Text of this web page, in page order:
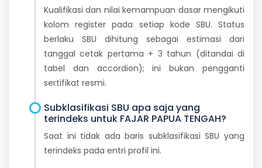
Kualifikasi dan nilai kemampuan dasar mengikuti
kolom register pada setiap kode SBU. Status
berlaku SBU dihitung sebagai estimasi dari
tanggal cetak pertama + 3 tahun (ditandai di
tabel dan accordion); ini bukan pengganti
sertifikat resmi.
Subklasifikasi SBU apa saja yang
terindeks untuk FAJAR PAPUA TENGAH?
Saat ini tidak ada baris subklasifikasi SBU yang
terindeks pada entri profil ini.